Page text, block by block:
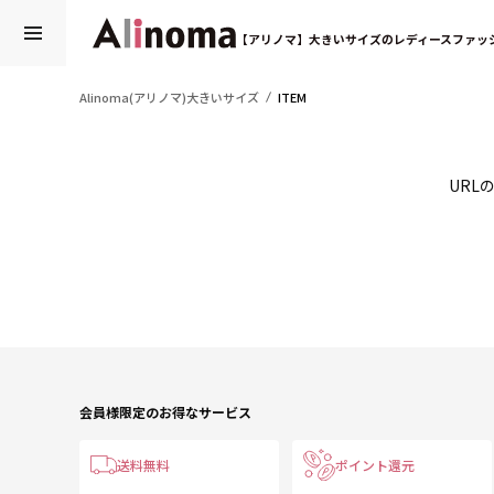
【アリノマ】大きいサイズのレディースファッ
Alinoma(アリノマ)大きいサイズ ITEM
URL
会員様限定のお得なサービス
送料無料 ポイント還元